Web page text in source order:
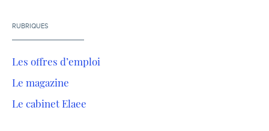
RUBRIQUES
Les offres d’emploi
Le magazine
Le cabinet Elaee